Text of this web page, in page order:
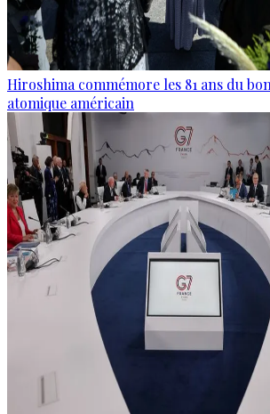
Hiroshima commémore les 81 ans du
atomique américain